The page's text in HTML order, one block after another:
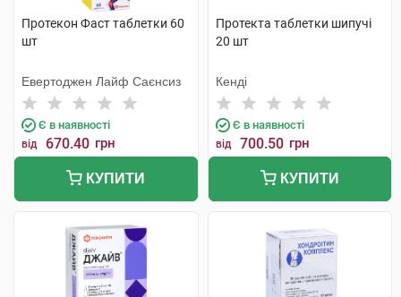
Протекон Фаст таблетки 60
шт
Евертоджен Лайф Саєнсиз
Є в наявності
від 670.40 грн
КУПИТИ
Протекта таблетки шипучі
20 шт
Кенді
Є в наявності
від 700.50 грн
КУПИТИ